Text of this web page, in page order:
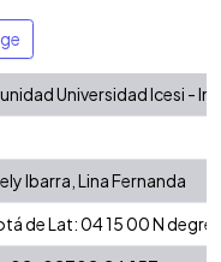
Universidad Icesi -
Ibarra, Lina Fernanda
de Lat: 04 15 00 N